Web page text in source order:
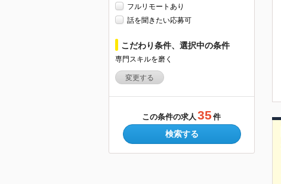
フルリモートあり
話を聞きたい応募可
こだわり条件、選択中の条件
専門スキルを磨く
変更する
この条件の求人 35 件
検索する